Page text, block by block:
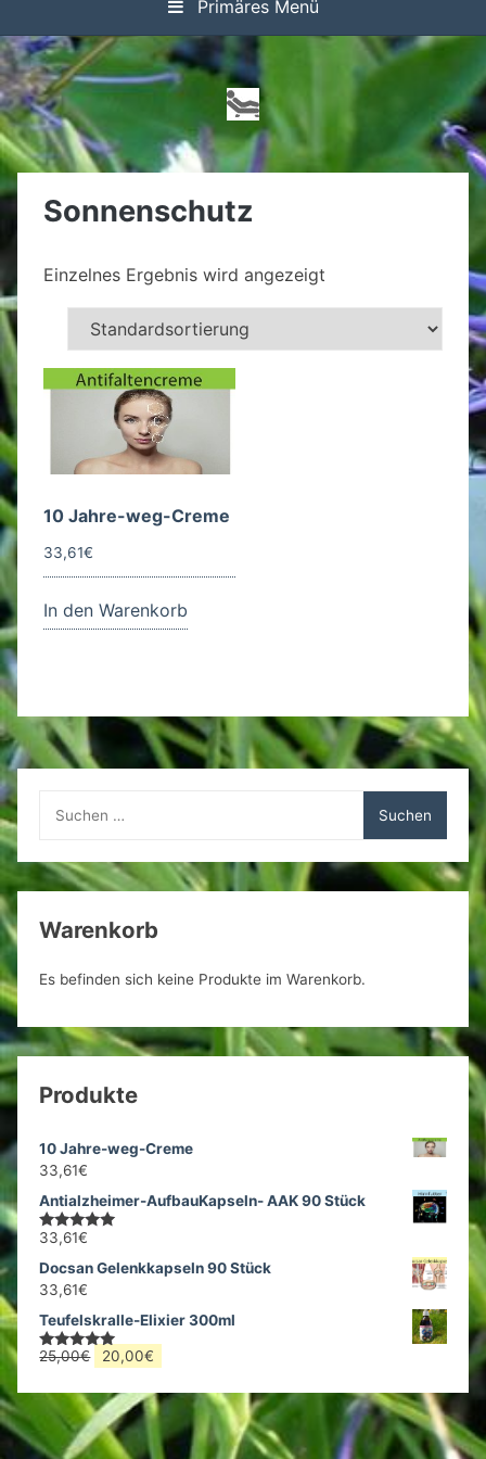
Primäres Menü
Sonnenschutz
Einzelnes Ergebnis wird angezeigt
10 Jahre-weg-Creme
33,61€
In den Warenkorb
nach:
Warenkorb
Es befinden sich keine Produkte im Warenkorb.
Produkte
10 Jahre-weg-Creme
33,61€
Antialzheimer-AufbauKapseln- AAK 90 Stück
Bewertet
von 5
33,61€
Docsan Gelenkkapseln 90 Stück
33,61€
Teufelskralle-Elixier 300ml
Bewertet
5.00
25,00€
Ursprünglicher
war:
25,00€
20,00€
ist:
20,00€.